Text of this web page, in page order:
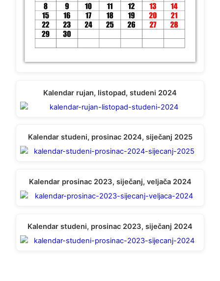
Kalendar rujan, listopad, studeni 2024
Kalendar studeni, prosinac 2024, siječanj 2025
Kalendar prosinac 2023, siječanj, veljača 2024
Kalendar studeni, prosinac 2023, siječanj 2024